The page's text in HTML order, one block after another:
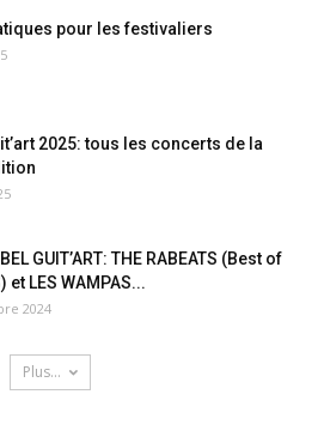
pour les festivaliers
2025: tous les concerts de la
GUIT’ART: THE RABEATS (Best of
et LES WAMPAS...
2024
Plus...